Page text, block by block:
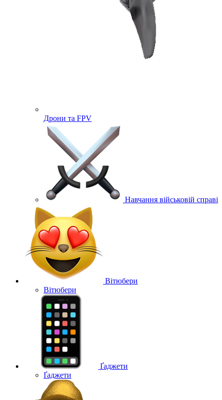
Дрони та FPV
Навчання військовій справі
Вітюбери
Вітюбери
Ґаджети
Ґаджети